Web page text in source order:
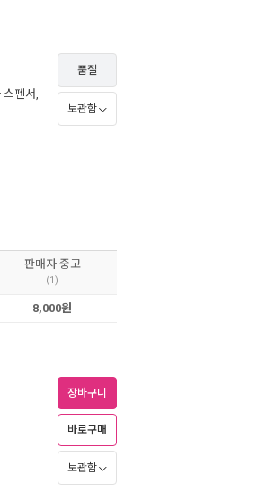
스펜서,
품절
보관함
판매자 중고
(1)
8,000원
장바구니
바로구매
보관함